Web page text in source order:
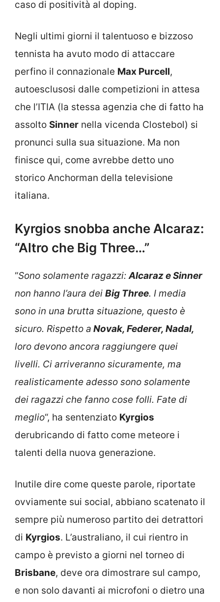
caso di positività al doping.
Negli ultimi giorni il talentuoso e bizzoso
tennista ha avuto modo di attaccare
perfino il connazionale Max Purcell,
autoesclusosi dalle competizioni in attesa
che l’ITIA (la stessa agenzia che di fatto ha
assolto Sinner nella vicenda Clostebol) si
pronunci sulla sua situazione. Ma non
finisce qui, come avrebbe detto uno
storico Anchorman della televisione
italiana.
Kyrgios snobba anche Alcaraz:
“Altro che Big Three…”
“Sono solamente ragazzi:Alcaraz e Sinner
non hanno l’aura dei Big Three. I media
sono in una brutta situazione, questo è
sicuro. Rispetto a Novak, Federer, Nadal,
loro devono ancora raggiungere quei
livelli. Ci arriveranno sicuramente, ma
realisticamente adesso sono solamente
dei ragazzi che fanno cose folli. Fate di
meglio“, ha sentenziato Kyrgios
derubricando di fatto come meteore i
talenti della nuova generazione.
Inutile dire come queste parole, riportate
ovviamente sui social, abbiano scatenato il
sempre più numeroso partito dei detrattori
di Kyrgios. L’australiano, il cui rientro in
campo è previsto a giorni nel torneo di
Brisbane, deve ora dimostrare sul campo,
e non solo davanti ai microfoni o dietro una